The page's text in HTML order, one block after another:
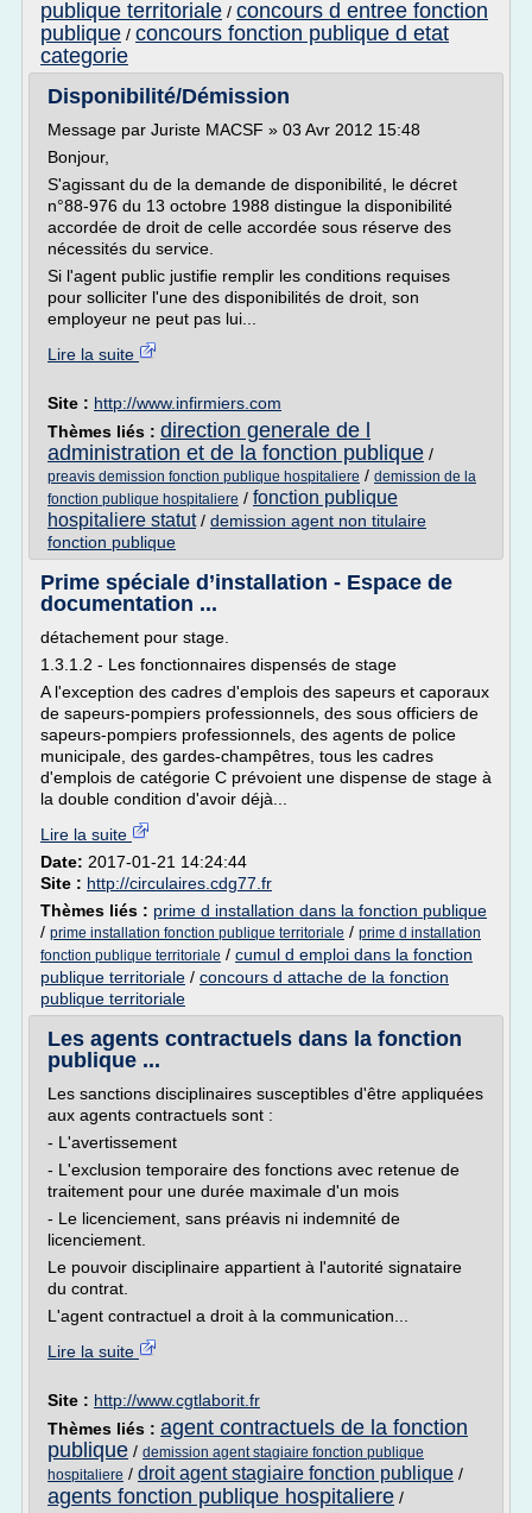
publique territoriale / concours d entree fonction
publique / concours fonction publique d etat
categorie
Disponibilité/Démission
Message par Juriste MACSF » 03 Avr 2012 15:48
Bonjour,
S'agissant du de la demande de disponibilité, le décret
n°88-976 du 13 octobre 1988 distingue la disponibilité
accordée de droit de celle accordée sous réserve des
nécessités du service.
Si l'agent public justifie remplir les conditions requises
pour solliciter l'une des disponibilités de droit, son
employeur ne peut pas lui...
Lire la suite
Site : http://www.infirmiers.com
Thèmes liés : direction generale de l
administration et de la fonction publique /
preavis demission fonction publique hospitaliere / demission de la
fonction publique hospitaliere / fonction publique
hospitaliere statut/ demission agent non titulaire
fonction publique
Prime spéciale d’installation - Espace de
documentation ...
détachement pour stage.
1.3.1.2 - Les fonctionnaires dispensés de stage
A l'exception des cadres d'emplois des sapeurs et caporaux
de sapeurs-pompiers professionnels, des sous officiers de
sapeurs-pompiers professionnels, des agents de police
municipale, des gardes-champêtres, tous les cadres
d'emplois de catégorie C prévoient une dispense de stage à
la double condition d'avoir déjà...
Lire la suite
Date: 2017-01-21 14:24:44
Site : http://circulaires.cdg77.fr
Thèmes liés : prime d installation dans la fonction publique
/ prime installation fonction publique territoriale / prime d installation
fonction publique territoriale / cumul d emploi dans la fonction
publique territoriale / concours d attache de la fonction
publique territoriale
Les agents contractuels dans la fonction
publique ...
Les sanctions disciplinaires susceptibles d'être appliquées
aux agents contractuels sont :
- L'avertissement
- L'exclusion temporaire des fonctions avec retenue de
traitement pour une durée maximale d'un mois
- Le licenciement, sans préavis ni indemnité de
licenciement.
Le pouvoir disciplinaire appartient à l'autorité signataire
du contrat.
L'agent contractuel a droit à la communication...
Lire la suite
Site : http://www.cgtlaborit.fr
Thèmes liés : agent contractuels de la fonction
publique / demission agent stagiaire fonction publique
hospitaliere / droit agent stagiaire fonction publique /
agents fonction publique hospitaliere /